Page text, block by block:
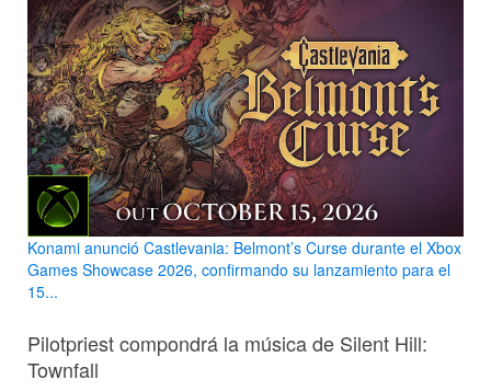
Konami anunció Castlevania: Belmont’s Curse durante el Xbox
Games Showcase 2026, confirmando su lanzamiento para el
15...
Pilotpriest compondrá la música de Silent Hill:
Townfall